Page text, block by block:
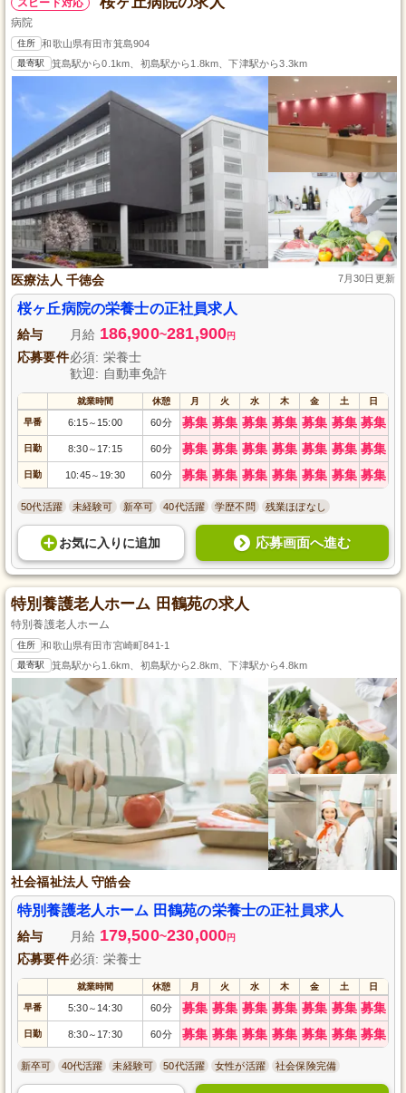
スピード対応
病院
住所 和歌山県有田市箕島904
最寄駅 箕島駅から0.1km、初島駅から1.8km、下津駅から3.3km
医療法人 千徳会 7月30日更新
桜ヶ丘病院の栄養士の正社員求人
給与 月給 186,900~281,900円
応募要件必須: 栄養士
歓迎: 自動車免許
就業時間 休憩 月 火 水 木 金 土 日
早番 6:15～ 15:00 60分 募集 募集 募集 募集 募集 募集 募集
日勤 8:30～ 17:15 60分 募集 募集 募集 募集 募集 募集 募集
日勤 10:45～ 19:30 60分 募集 募集 募集 募集 募集 募集 募集
50代活躍 未経験可 新卒可 40代活躍 学歴不問 残業ほぼなし
お気に入り に追加 応募画面へ進む
特別養護老人ホーム 田鶴苑の求人
特別養護老人ホーム
住所 和歌山県有田市宮崎町841-1
最寄駅 箕島駅から1.6km、初島駅から2.8km、下津駅から4.8km
社会福祉法人 守皓会
特別養護老人ホーム 田鶴苑の栄養士の正社員求人
給与 月給 179,500~230,000円
応募要件必須: 栄養士
就業時間 休憩 月 火 水 木 金 土 日
早番 5:30～ 14:30 60分 募集 募集 募集 募集 募集 募集 募集
日勤 8:30～ 17:30 60分 募集 募集 募集 募集 募集 募集 募集
新卒可 40代活躍 未経験可 50代活躍 女性が活躍 社会保険完備